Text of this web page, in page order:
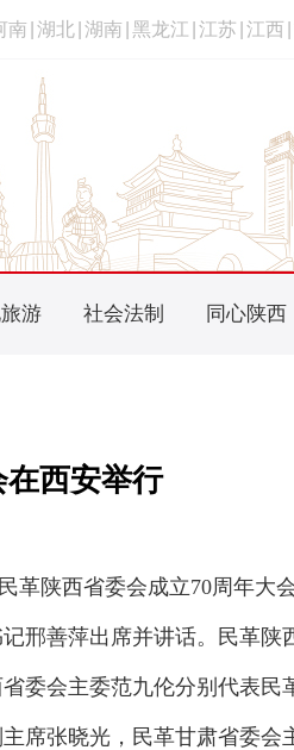
南 湖北 湖南 黑龙江 江苏 江西
游 社会法制 同心陕西
西安举行
陕西省委会成立70周年大
邢善萍出席并讲话。民革陕
委会主委范九伦分别代表民
席张晓光，民革甘肃省委会